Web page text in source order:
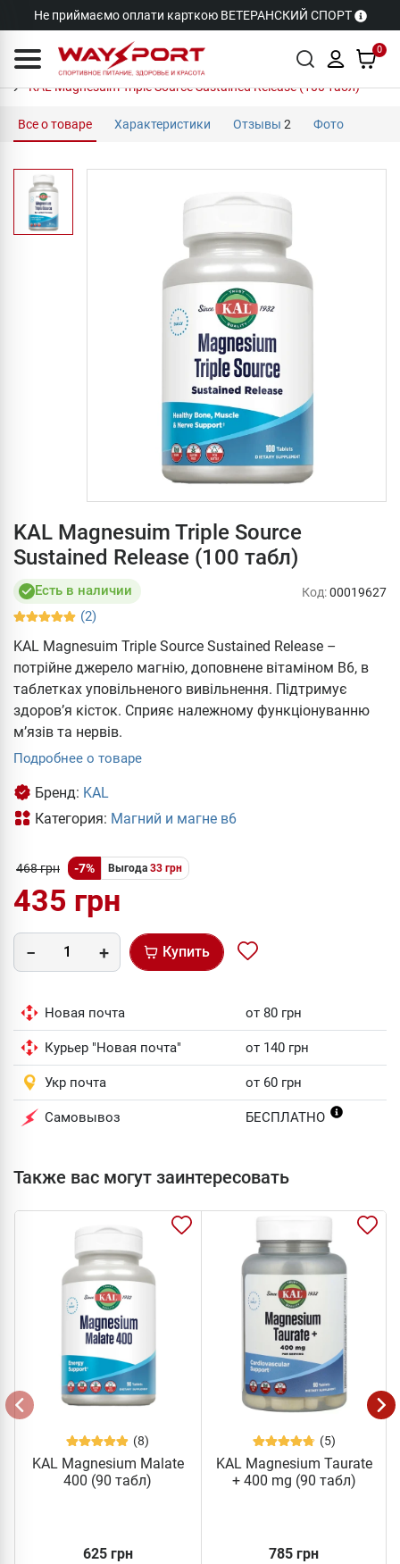
Не приймаємо оплати карткою ВЕТЕРАНСКИЙ СПОРТ
0
KAL Magnesuim Triple Source Sustained Release (100 табл)
Все о товаре Характеристики Отзывы 2 Фото
KAL Magnesuim Triple Source
Sustained Release (100 табл)
Есть в наличии
(2)
Код:00019627
KAL Magnesuim Triple Source Sustained Release –
потрійне джерело магнію, доповнене вітаміном В6, в
таблетках уповільненого вивільнення. Підтримує
здоров’я кісток. Сприяє належному функціонуванню
м’язів та нервів.
Подробнее о товаре
Бренд: KAL
Категория: Магний и магне в6
468 грн -7% Выгода 33 грн
435 грн
Купить
Новая почта от 80 грн
Курьер "Новая почта" от 140 грн
Укр почта от 60 грн
Самовывоз БЕСПЛАТНО
Также вас могут заинтересовать
(8)
KAL Magnesium Malate
400 (90 табл)
625 грн
(5)
KAL Magnesium Taurate
+ 400 mg (90 табл)
785 грн